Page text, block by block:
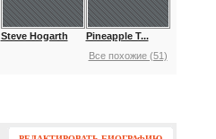
Steve Hogarth
Pineapple T...
Все похожие (51)